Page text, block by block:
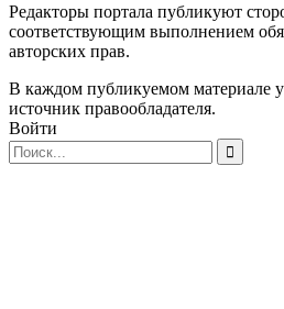
Редакторы портала публикуют
соответствующим выполнением
авторских прав.
В каждом публикуемом материале
источник правообладателя.
Войти